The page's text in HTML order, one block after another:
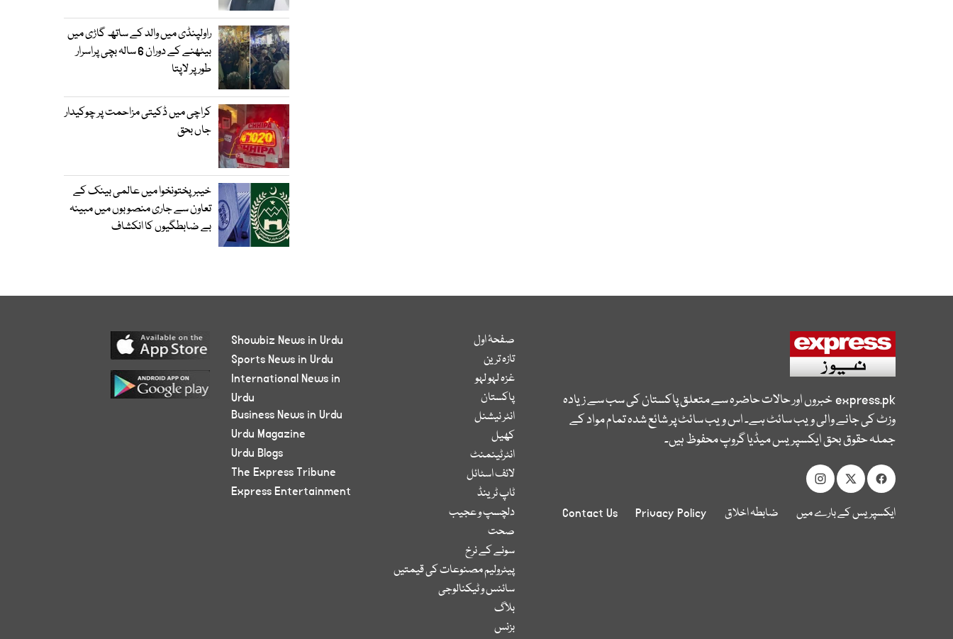
راولپنڈی میں والد کے ساتھ گاڑی میں
بیٹھنے کے دوران 6 سالہ بچی پراسرار
طور پر لاپتا
کراچی میں ڈکیتی مزاحمت پر چوکیدار
جاں بحق
خیبرپختونخوا میں عالمی بینک کے
تعاون سے جاری منصوبوں میں مبینہ
بے ضابطگیوں کا انکشاف
express.pkخبروں اور حالات حاضرہ سے متعلق پاکستان کی سب سے زیادہ
وزٹ کی جانے والی ویب سائٹ ہے۔ اس ویب سائٹ پر شائع شدہ تمام مواد کے
جملہ حقوق بحق ایکسپریس میڈیا گروپ محفوظ ہیں۔
ایکسپریس کے بارے میں ضابطہ اخلاق Privacy Policy
Contact Us
صفحۂ اول
تازہ ترین
غزہ لہو لہو
پاکستان
انٹر نیشنل
کھیل
انٹرٹینمنٹ
لائف اسٹائل
ٹاپ ٹرینڈ
دلچسپ و عجیب
صحت
سونے کے نرخ
پیٹرولیم مصنوعات کی قیمتیں
سائنس و ٹیکنالوجی
بلاگ
بزنس
Showbiz News in Urdu
Sports News in Urdu
International News in
Urdu
Business News in Urdu
Urdu Magazine
Urdu Blogs
The Express Tribune
Express Entertainment